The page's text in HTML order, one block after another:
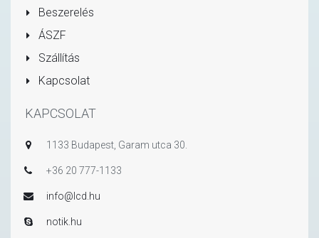
Beszerelés
ÁSZF
Szállítás
Kapcsolat
KAPCSOLAT
1133 Budapest, Garam utca 30.
+36 20 777-1133
info@lcd.hu
notik.hu